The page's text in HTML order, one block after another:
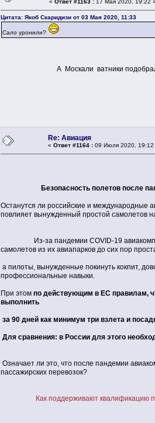
« Ответ #1163 : 17 Мая 2020, 19:22
Цитата: Якоб Скаридизи от 03 Мая 2020, 11:33
Сало уронили?
А Москали ватники
Re: Авиация
« Ответ #1164 : 09 Июля 2020, 19:12
Безопасность полетов после
Останутся ли российские и международные
повлияет вынужденный простой самолетов
Из-за пандемии COVID-19 авиакомпании
самолетов из их авиапарков до сих пор
а пилоты, вынужденные покинуть кокпит,
профессиональные навыки.
При этом по действующим в ЕС правилам,
выполнить
за 90 дней как минимум три взлета и
Для сравнения: в России для этого
Означает ли это, что после пандемии
пассажирских перевозок?
Как поддерживают квалификацию